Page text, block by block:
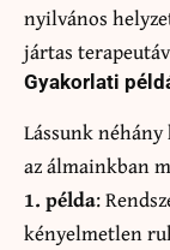
nyilvános
jártas
Gyakorlati
Lássunk
az álmainkban
1. példa:
kényelmetlen